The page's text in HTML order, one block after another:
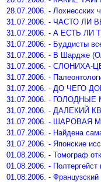
28.07.2006. - Лохнесских
31.07.2006. - ЧАСТО
31.07.2006. - А ЕСТЬ ЛИ
31.07.2006. - Буддисты
31.07.2006. - В Шардже
31.07.2006. -
31.07.2006. -
31.07.2006. - ДО ЧЕГО
31.07.2006. -
31.07.2006. -
31.07.2006. - ШАРОВАЯ
31.07.2006. - Найдена
31.07.2006. - Японские
01.08.2006. - Томограф
01.08.2006. -
01.08.2006. -